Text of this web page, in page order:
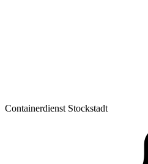
Containerdienst Stockstadt